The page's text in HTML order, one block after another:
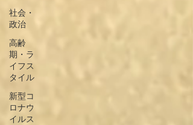
社会・
政治
高齢
期・ラ
イフス
タイル
新型コ
ロナウ
イルス